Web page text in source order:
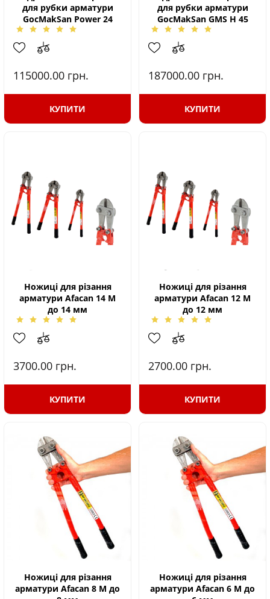
для рубки арматури
GocMakSan Power 24
115000.00 грн.
КУПИТИ
для рубки арматури
GocMakSan GMS H 45
187000.00 грн.
КУПИТИ
Ножиці для різання
арматури Afacan 14 М
до 14 мм
3700.00 грн.
КУПИТИ
Ножиці для різання
арматури Afacan 12 М
до 12 мм
2700.00 грн.
КУПИТИ
Ножиці для різання
арматури Afacan 8 М до
Ножиці для різання
арматури Afacan 6 М до